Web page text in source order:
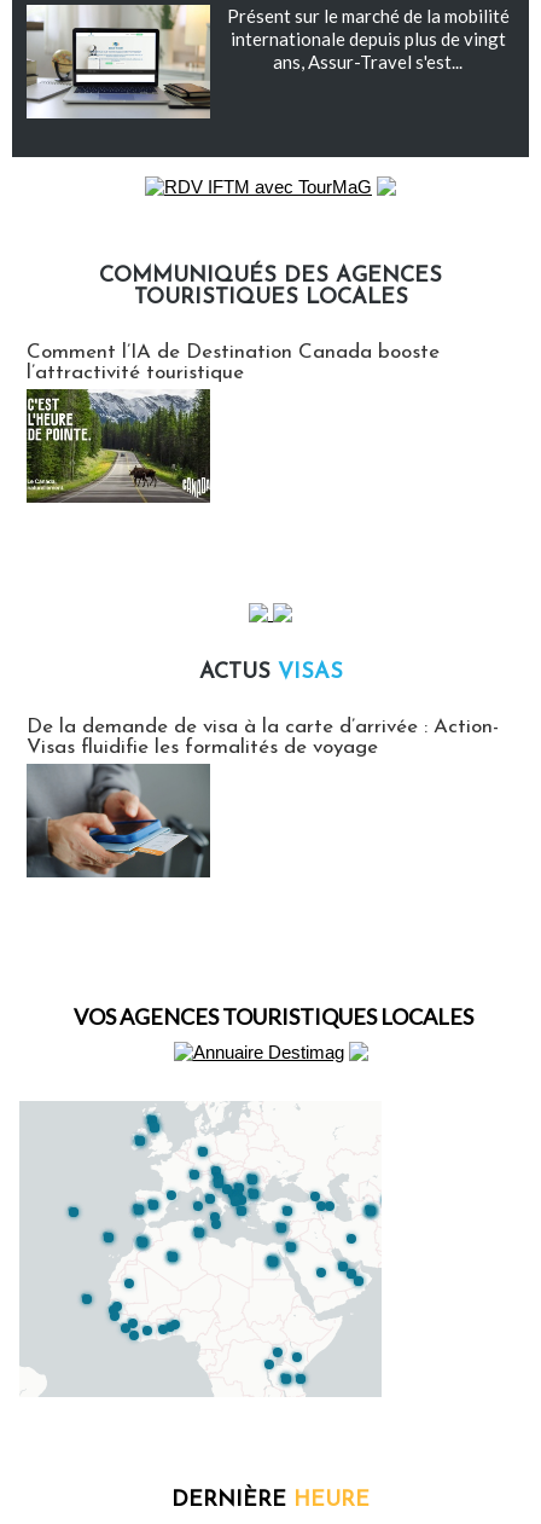
Présent sur le marché de la mobilité
internationale depuis plus de vingt
ans, Assur-Travel s'est...
COMMUNIQUÉS DES AGENCES
TOURISTIQUES LOCALES
Comment l’IA de Destination Canada booste
l’attractivité touristique
ACTUS VISAS
De la demande de visa à la carte d’arrivée : Action-
Visas fluidifie les formalités de voyage
VOS AGENCES TOURISTIQUES LOCALES
DERNIÈRE HEURE